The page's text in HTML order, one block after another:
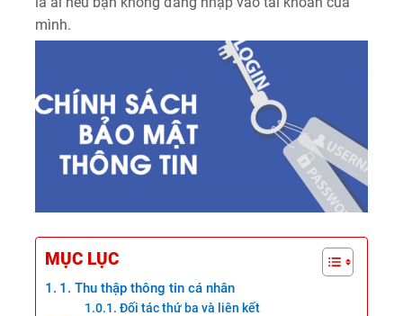
mình.
MỤC LỤC
1. Thu thập thông tin cá nhân
Đối tác thứ ba và liên kết